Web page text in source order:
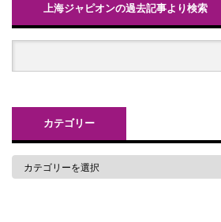
上海ジャピオンの過去記事より検索
カテゴリー